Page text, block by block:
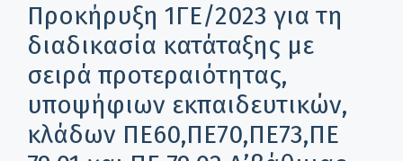
Προκήρυξη 1ΓΕ/2023 για τη
διαδικασία κατάταξης με
σειρά προτεραιότητας,
υποψήφιων εκπαιδευτικών,
κλάδων ΠΕ60,ΠΕ70,ΠΕ73,ΠΕ